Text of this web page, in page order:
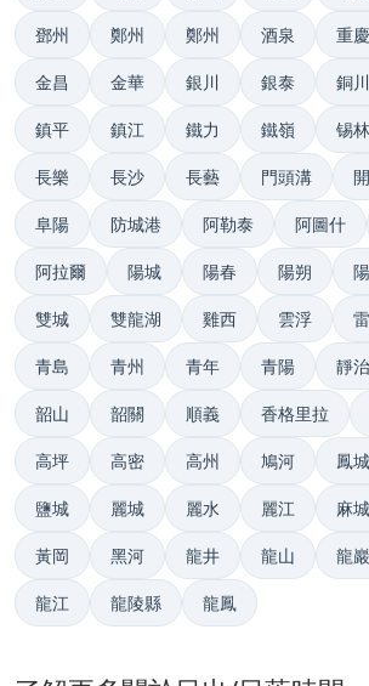
鄧州 鄭州 鄭州 酒泉 重慶
金昌 金華 銀川 銀泰 銅川
鎮平 鎮江 鐵力 鐵嶺 锡
長樂 長沙 長藝 門頭溝
阜陽 防城港 阿勒泰 阿圖什
阿拉爾 陽城 陽春 陽朔
雙城 雙龍湖 雞西 雲浮
青島 青州 青年 青陽 靜治
韶山 韶關 順義 香格里拉
高坪 高密 高州 鳩河 鳳城
鹽城 麗城 麗水 麗江 麻城
黃岡 黑河 龍井 龍山 龍巖
龍江 龍陵縣 龍鳳